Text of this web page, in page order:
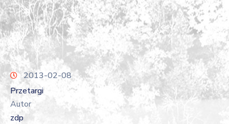
2013-02-08
Przetargi
Autor
zdp